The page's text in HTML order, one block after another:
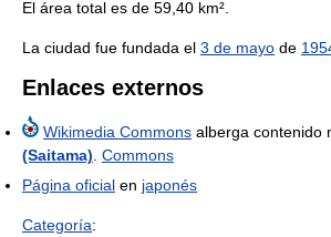
El área total es de 59,40 km².
La ciudad fue fundada el 3 de mayo de
Enlaces externos
Wikimedia Commons alberga contenido
(Saitama) Commons
Página oficial en japonés
Categoría: